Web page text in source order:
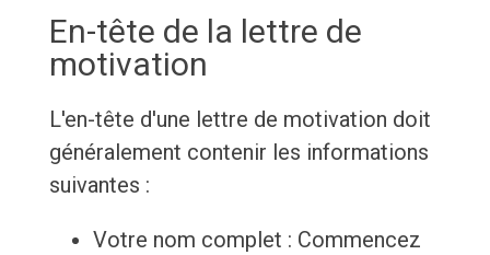
En-tête de la lettre de
motivation
L'en-tête d'une lettre de motivation doit
généralement contenir les informations
suivantes :
Votre nom complet : Commencez